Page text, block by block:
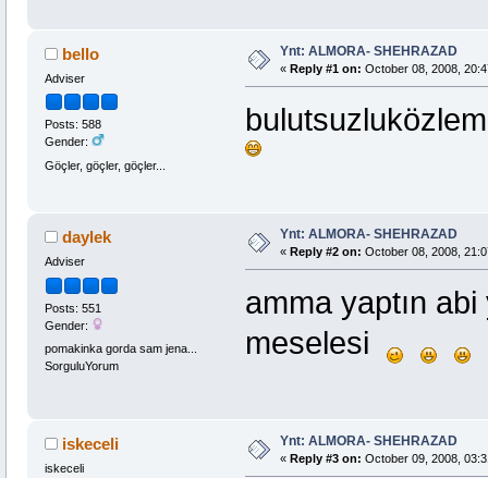
bello
Adviser
Posts: 588
Gender:
Göçler, göçler, göçler...
Ynt: ALMORA- SHEHRAZAD
« Reply #1 on: October 08, 2008,
daylek
Adviser
Posts: 551
Gender:
pomakinka gorda sam jena...
SorguluYorum
Ynt: ALMORA- SHEHRAZAD
« Reply #2 on: October 08, 2008,
amma yaptın
meselesi
iskeceli
iskeceli
Ynt: ALMORA- SHEHRAZAD
« Reply #3 on: October 09, 2008,